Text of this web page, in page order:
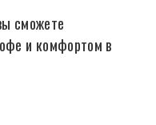
сможете
и комфортом в